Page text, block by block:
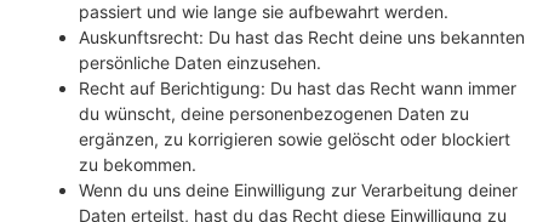
passiert und wie lange sie aufbewahrt werden.
Auskunftsrecht: Du hast das Recht deine uns bekannten
persönliche Daten einzusehen.
Recht auf Berichtigung: Du hast das Recht wann immer
du wünscht, deine personenbezogenen Daten zu
ergänzen, zu korrigieren sowie gelöscht oder blockiert
zu bekommen.
Wenn du uns deine Einwilligung zur Verarbeitung deiner
Daten erteilst, hast du das Recht diese Einwilligung zu